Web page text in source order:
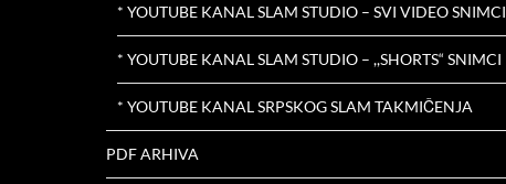
* YOUTUBE KANAL SLAM STUDIO – SVI VIDEO SNIMCI
* YOUTUBE KANAL SLAM STUDIO – ,,SHORTS“ SNIMCI
* YOUTUBE KANAL SRPSKOG SLAM TAKMIČENJA
PDF ARHIVA